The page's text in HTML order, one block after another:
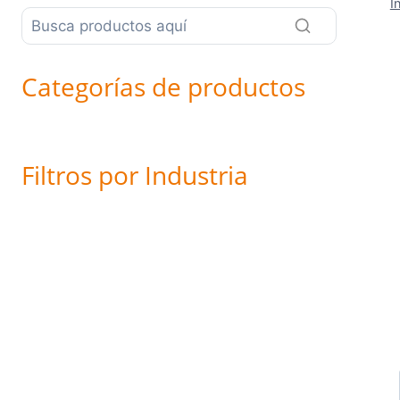
Categorías de productos
Filtros por Industria